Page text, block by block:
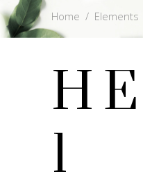
Home / Elements
1